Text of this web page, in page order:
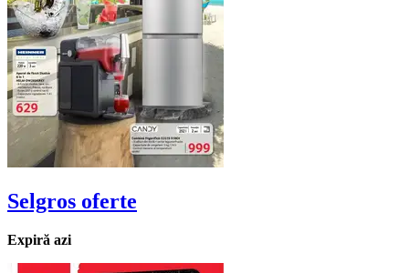
Selgros oferte
Expiră azi